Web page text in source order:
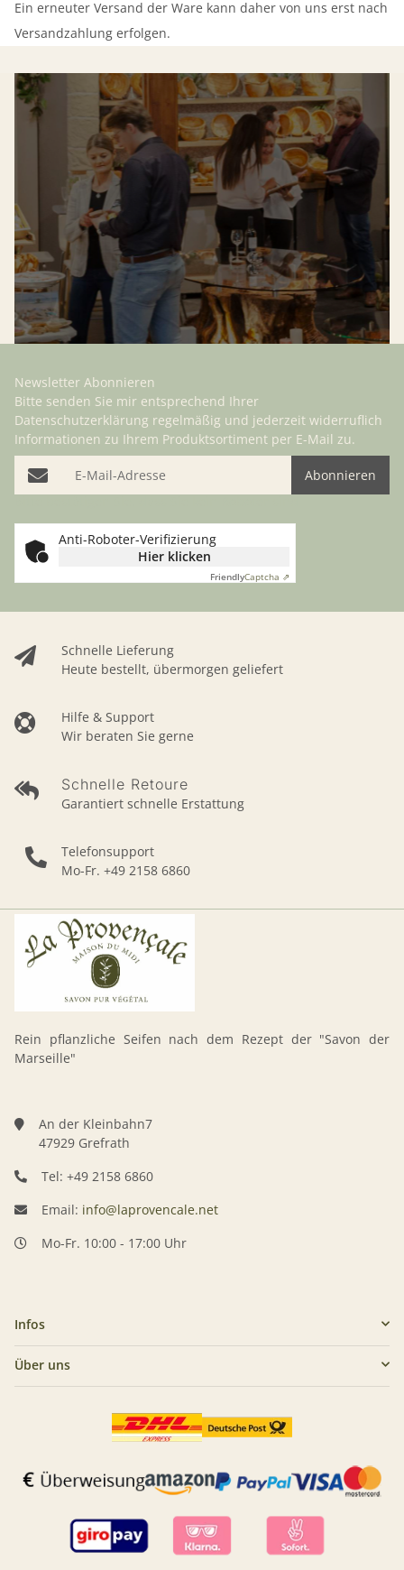
Ein erneuter Versand der Ware kann daher von uns erst nach
Versandzahlung erfolgen.
Schnelle Lieferung
Heute bestellt, übermorgen geliefert
Hilfe & Support
Wir beraten Sie gerne
Schnelle Retoure
Garantiert schnelle Erstattung
Telefonsupport
Mo-Fr. +49 2158 6860
Newsletter Abonnieren
Bitte senden Sie mir entsprechend Ihrer
Datenschutzerklärung regelmäßig und jederzeit widerruflich
Informationen zu Ihrem Produktsortiment per E-Mail zu.
E-Mail-Adresse
Abonnieren
Anti-Roboter-Verifizierung
Hier klicken
FriendlyCaptcha ⇗
Rein pflanzliche Seifen nach dem Rezept der "Savon der
Marseille"
An der Kleinbahn7
47929 Grefrath
Tel: +49 2158 6860
Email: info@laprovencale.net
Mo-Fr. 10:00 - 17:00 Uhr
Infos
Über uns